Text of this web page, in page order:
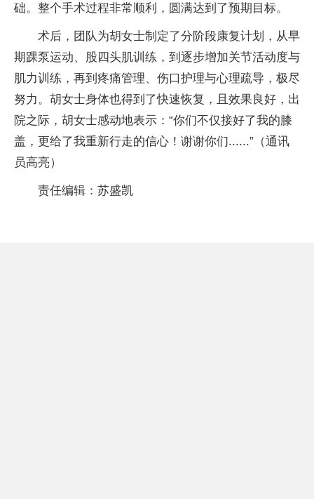
础。整个手术过程非常顺利，圆满达到了预期目标。
术后，团队为胡女士制定了分阶段康复计划，从早
期踝泵运动、股四头肌训练，到逐步增加关节活动度与
肌力训练，再到疼痛管理、伤口护理与心理疏导，极尽
努力。胡女士身体也得到了快速恢复，且效果良好，出
院之际，胡女士感动地表示：“你们不仅接好了我的膝
盖，更给了我重新行走的信心！谢谢你们......”（通讯
员高亮）
责任编辑：苏盛凯